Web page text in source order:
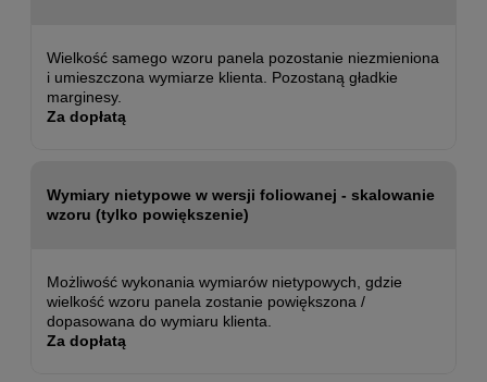
Wielkość samego wzoru panela pozostanie niezmieniona
i umieszczona wymiarze klienta. Pozostaną gładkie
marginesy.
Za dopłatą
Wymiary nietypowe w wersji foliowanej - skalowanie
wzoru (tylko powiększenie)
Możliwość wykonania wymiarów nietypowych, gdzie
wielkość wzoru panela zostanie powiększona /
dopasowana do wymiaru klienta.
Za dopłatą